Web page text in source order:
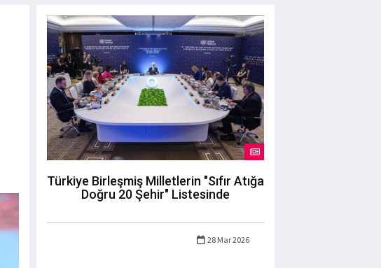
Türkiye Birleşmiş Milletlerin "Sıfır Atığa
Doğru 20 Şehir" Listesinde
28 Mar 2026